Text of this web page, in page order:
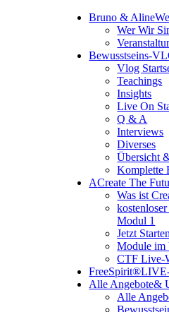
Bruno & Aline
Wer Wir
Bewusstseins-
Vlog
Teachings
Insights
Live On
Q & A
Interviews
Diverses
Übersicht
Komplette
ACreate The
Was ist
Modul 1
Jetzt
Module im
CTF Live-
FreeSpirit®
Alle Angebote&
Alle